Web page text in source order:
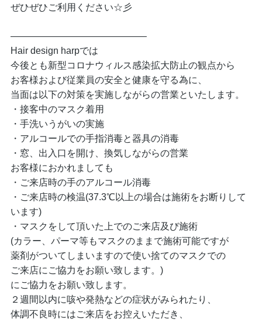
ぜひぜひご利用ください☆彡
——————————————–
Hair design harpでは
今後とも新型コロナウィルス感染拡大防止の観点から
お客様および従業員の安全と健康を守る為に、
当面は以下の対策を実施しながらの営業といたします。
・接客中のマスク着用
・手洗いうがいの実施
・アルコールでの手指消毒と器具の消毒
・窓、出入口を開け、換気しながらの営業
お客様におかれましても
・ご来店時の手のアルコール消毒
・ご来店時の検温(37.3℃以上の場合は施術をお断りして
います)
・マスクをして頂いた上でのご来店及び施術
(カラー、パーマ等もマスクのままで施術可能ですが
薬剤がついてしまいますので使い捨てのマスクでの
ご来店にご協力をお願い致します。)
にご協力をお願い致します。
２週間以内に咳や発熱などの症状がみられたり、
体調不良時にはご来店をお控えいただき、